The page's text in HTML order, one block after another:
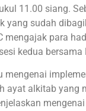
11.00 siang.
yang sudah
mengajak para
kedua
ayat alkitab yang